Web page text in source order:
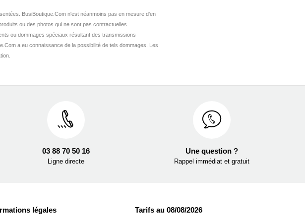
BusiBoutique.Com n'est néanmoins pas en mesure d'en
ou des photos qui ne sont pas contractuelles.
ou dommages spéciaux résultant des transmissions
a eu connaissance de la possibilité de tels dommages. Les
03 88 70 50 16
Ligne directe
Une question ?
Rappel immédiat et gratuit
légales Tarifs au 08/08/2026